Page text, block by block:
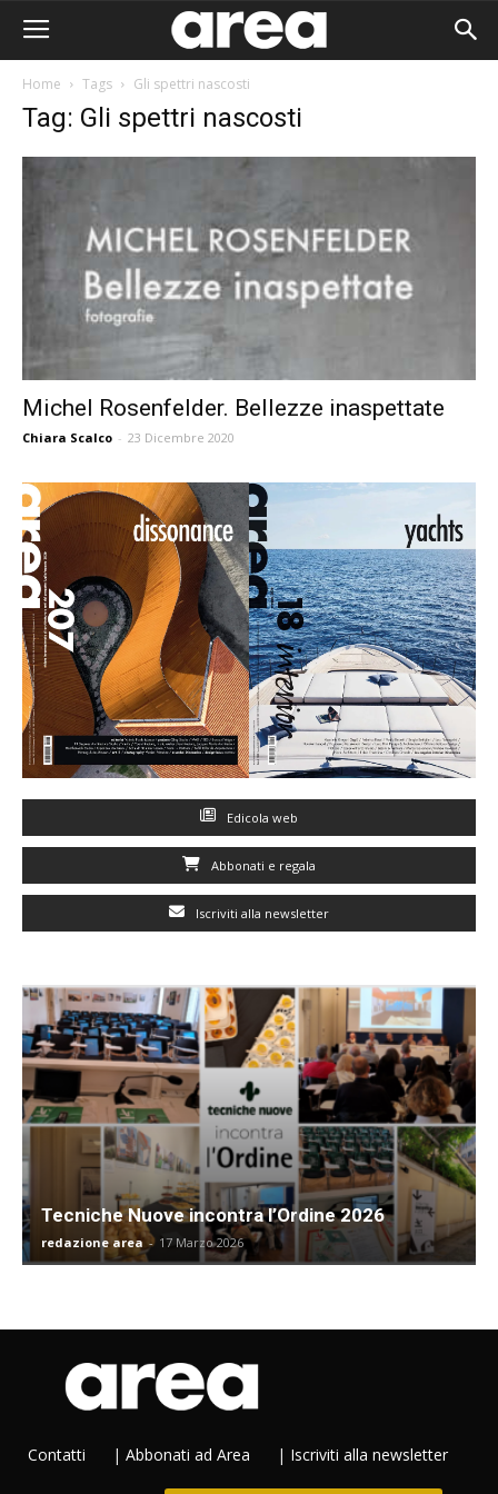
Home Tags Gli spettri nascosti
Tag: Gli spettri nascosti
Michel Rosenfelder. Bellezze inaspettate
Chiara Scalco - 23 Dicembre 2020
Edicola web
Abbonati e regala
Iscriviti alla newsletter
Tecniche Nuove incontra l’Ordine 2026
redazione area - 17 Marzo 2026
Contatti | Abbonati ad Area | Iscriviti alla newsletter